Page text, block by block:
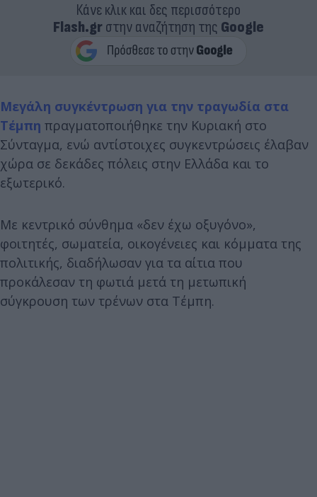
Κάνε κλικ και δες περισσότερο
Flash.grστην αναζήτηση της Google
Μεγάλη συγκέντρωση για την τραγωδία στα
Τέμπη πραγματοποιήθηκε την Κυριακή στο
Σύνταγμα, ενώ αντίστοιχες συγκεντρώσεις έλαβαν
χώρα σε δεκάδες πόλεις στην Ελλάδα και το
εξωτερικό.
Με κεντρικό σύνθημα «δεν έχω οξυγόνο»,
φοιτητές, σωματεία, οικογένειες και κόμματα της
πολιτικής, διαδήλωσαν για τα αίτια που
προκάλεσαν τη φωτιά μετά τη μετωπική
σύγκρουση των τρένων στα Τέμπη.